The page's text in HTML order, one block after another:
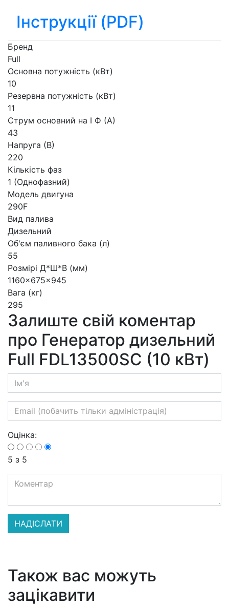
Інструкції (PDF)
Бренд
Full
Основна потужність (кВт)
10
Резервна потужність (кВт)
11
Струм основний на I Ф (А)
43
Напруга (В)
220
Кількість фаз
1 (Однофазний)
Модель двигуна
290F
Вид палива
Дизельний
Об'єм паливного бака (л)
55
Розмірі Д*Ш*В (мм)
1160x675x945
Вага (кг)
295
Залиште свій коментар
про Генератор дизельний
Full FDL13500SC (10 кВт)
Оцінка:
5 з 5
Також вас можуть
зацікавити